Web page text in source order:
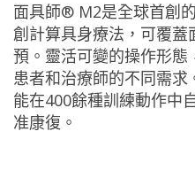
面具師® M2是全球首創
創計算具身療法，可覆
預。靈活可變的操作形
患者和治療師的不同需
能在400餘種訓練動作中
准康復。